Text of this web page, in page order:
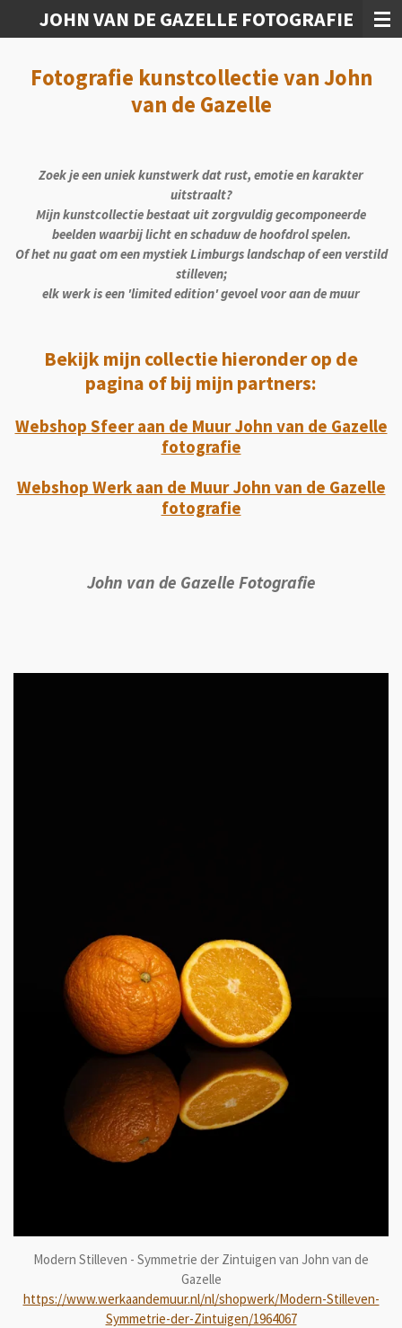
direct
JOHN VAN DE GAZELLE FOTOGRAFIE
Fotografie kunstcollectie van John
van de Gazelle
Zoek je een uniek kunstwerk dat rust, emotie en karakter
uitstraalt?
Mijn kunstcollectie bestaat uit zorgvuldig gecomponeerde
beelden waarbij licht en schaduw de hoofdrol spelen.
Of het nu gaat om een mystiek Limburgs landschap of een verstild
stilleven;
elk werk is een 'limited edition' gevoel voor aan de muur
Bekijk mijn collectie hieronder op de
pagina of bij mijn partners:
Webshop Sfeer aan de Muur John van de Gazelle
fotografie
Webshop Werk aan de Muur John van de Gazelle
fotografie
John van de Gazelle Fotografie
Modern Stilleven - Symmetrie der Zintuigen van John van de
Gazelle
https://www.werkaandemuur.nl/nl/shopwerk/Modern-Stilleven-
Symmetrie-der-Zintuigen/1964067